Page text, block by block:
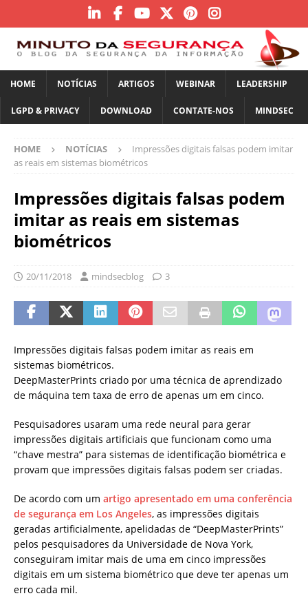
HOME NOTÍCIAS ARTIGOS WEBINAR LEADERSHIP
LGPD & PRIVACY DOWNLOAD CONTATE-NOS MINDSEC
HOME NOTÍCIAS
Impressões digitais falsas podem imitar
as reais em sistemas biométricos
Impressões digitais falsas podem
imitar as reais em sistemas
biométricos
20/11/2018 mindsecblog 3
Impressões digitais falsas podem imitar as reais em
sistemas biométricos.
DeepMasterPrints criado por uma técnica de aprendizado
de máquina tem taxa de erro de apenas um em cinco.
Pesquisadores usaram uma rede neural para gerar
impressões digitais artificiais que funcionam como uma
“chave mestra” para sistemas de identificação biométrica e
provam que impressões digitais falsas podem ser criadas.
De acordo com um artigo apresentado em uma conferência
de segurança em Los Angeles, as impressões digitais
geradas artificialmente, apelidadas de “DeepMasterPrints”
pelos pesquisadores da Universidade de Nova York,
conseguiram imitar mais de uma em cinco impressões
digitais em um sistema biométrico que deve ter apenas um
erro cada mil.